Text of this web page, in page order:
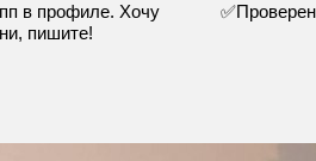
в профиле. Хочу
пишите!